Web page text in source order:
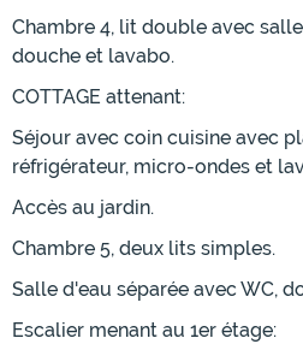
Chambre 4, lit double avec
douche et lavabo.
COTTAGE attenant:
Séjour avec coin cuisine avec
réfrigérateur, micro-ondes et
Accès au jardin.
Chambre 5, deux lits simples.
Salle d'eau séparée avec WC,
Escalier menant au 1er étage: